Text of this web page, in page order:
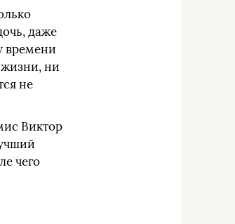
даже
времени
жизни, ни
не
Виктор
чего